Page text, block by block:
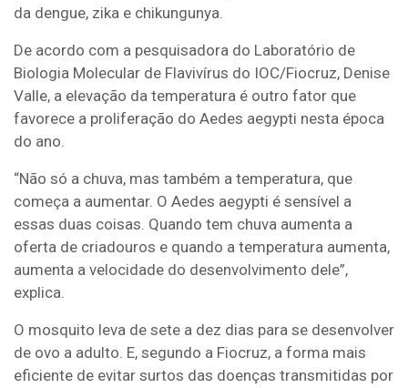
da dengue, zika e chikungunya.
De acordo com a pesquisadora do Laboratório de
Biologia Molecular de Flavivírus do IOC/Fiocruz, Denise
Valle, a elevação da temperatura é outro fator que
favorece a proliferação do Aedes aegypti nesta época
do ano.
“Não só a chuva, mas também a temperatura, que
começa a aumentar. O Aedes aegypti é sensível a
essas duas coisas. Quando tem chuva aumenta a
oferta de criadouros e quando a temperatura aumenta,
aumenta a velocidade do desenvolvimento dele”,
explica.
O mosquito leva de sete a dez dias para se desenvolver
de ovo a adulto. E, segundo a Fiocruz, a forma mais
eficiente de evitar surtos das doenças transmitidas por